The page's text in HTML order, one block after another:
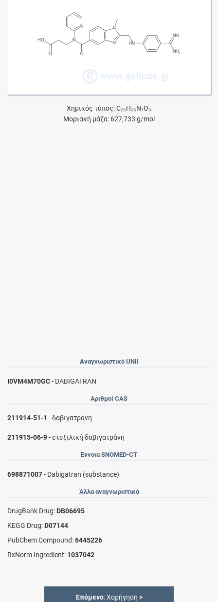
Χημικός τύπος: C₂₅H₂₅N₇O₃
Μοριακή μάζα: 627,733 g/mol
Αναγνωριστικό UNII
I0VM4M70GC- DABIGATRAN
Αριθμοί CAS
211914-51-1 - δαβιγατράνη
211915-06-9- ετεξιλική δαβιγατράνη
Έννοια SNOMED-CT
698871007- Dabigatran (substance)
Άλλα αναγνωριστικά
DrugBank Drug: DB06695
KEGG Drug: D07144
PubChem Compound:6445226
RxNorm Ingredient: 1037042
Επόμενο: Χορήγηση >